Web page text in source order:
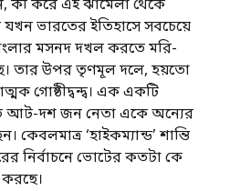
কী করে এই ঝামেলা থেকে
ভারতের ইতিহাসে সবচেয়ে
মসনদ দখল করতে মরি-
তার উপর তৃণমূল দলে, হয়তো
গোষ্ঠীদ্বন্দ্ব। এক একটি
আট-দশ জন নেতা একে অন্যের
কেবলমাত্র ‘হাইকম্যান্ড’ শান্তি
নির্বাচনে ভোটের কতটা কে
করছে।